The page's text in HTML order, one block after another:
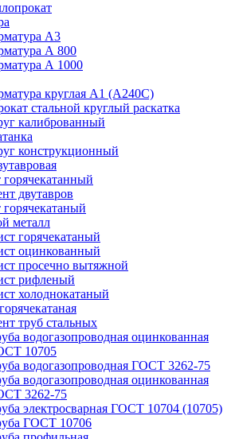
А3
А 800
А 1000
круглая А1 (А240C)
стальной круглый раскатка
калиброванный
конструкционный
горячекатанный
двутавров
горячекатаный
металл
горячекатаный
оцинкованный
просечно вытяжной
рифленый
холоднокатаный
труб стальных
водогазопроводная оцинкованная
10705
водогазопроводная ГОСТ 3262-75
водогазопроводная оцинкованная
3262-75
электросварная ГОСТ 10704 (10705)
ГОСТ 10706